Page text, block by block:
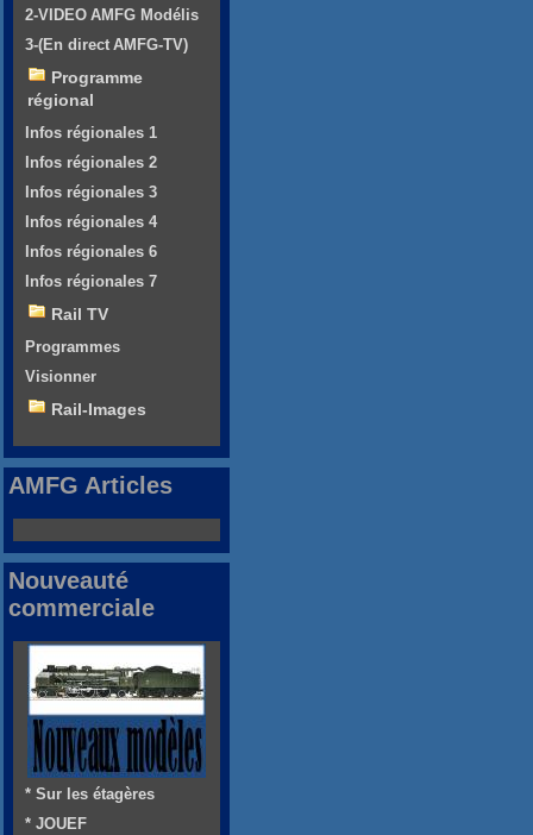
2-VIDEO AMFG Modélis
3-(En direct AMFG-TV)
Programme
régional
Infos régionales 1
Infos régionales 2
Infos régionales 3
Infos régionales 4
Infos régionales 6
Infos régionales 7
Rail TV
Programmes
Visionner
Rail-Images
AMFG Articles
Nouveauté
commerciale
* Sur les étagères
* JOUEF